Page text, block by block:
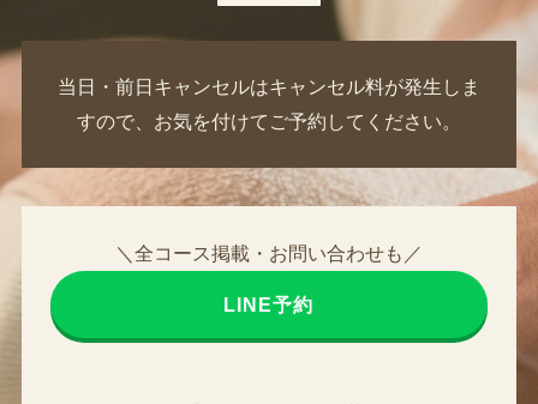
当日・前日キャンセルはキャンセル料が発生しま
すので、お気を付けてご予約してください。
＼全コース掲載・お問い合わせも／
LINE予約